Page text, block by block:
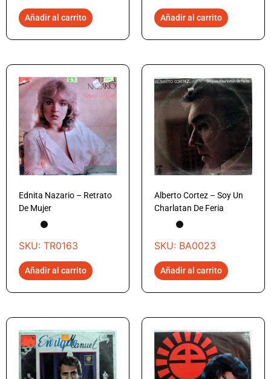
Añadir al carrito Añadir al carrito
Ednita Nazario – Retrato
De Mujer
SKU: TR0163
Añadir al carrito
Alberto Cortez – Soy Un
Charlatan De Feria
SKU: BA0023
Añadir al carrito